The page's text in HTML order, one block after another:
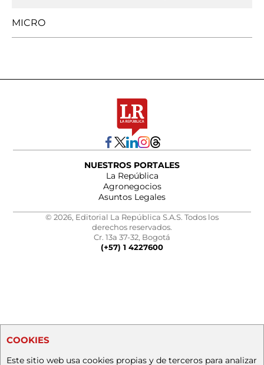
MICRO
NUESTROS PORTALES
La República
Agronegocios
Asuntos Legales
© 2026, Editorial La República S.A.S. Todos los
derechos reservados.
Cr. 13a 37-32, Bogotá
(+57) 1 4227600
COOKIES
Este sitio web usa cookies propias y de terceros para analizar